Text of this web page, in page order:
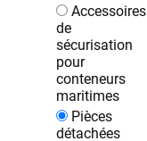
Accessoires
de
sécurisation
pour
conteneurs
maritimes
Pièces
détachées